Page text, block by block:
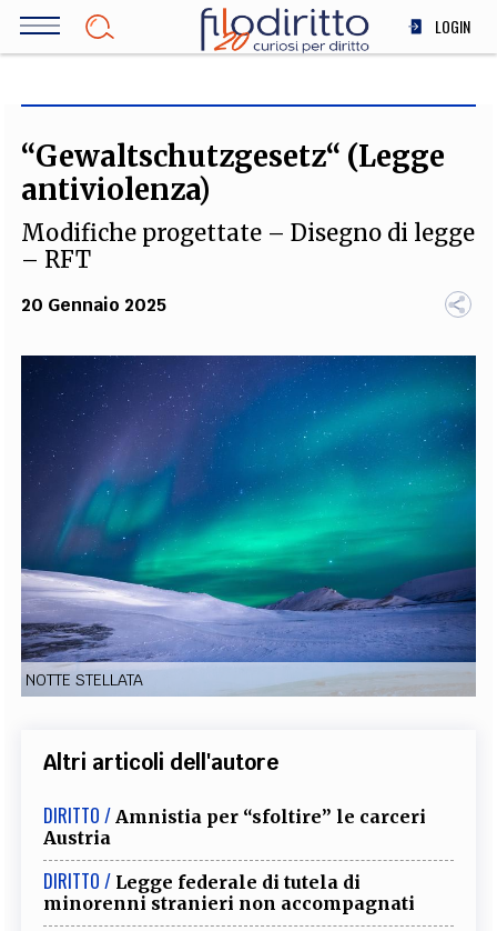
Salta
LOGIN
SOCIETÀ
MEDICINA
STORIA E FILOSOFIA
TEAM
FILODIRITTO REDAZIONE COMITATO SCIENTIFICO AUTORI
CURATORI
FOTOGRAFI
PARTNER COLLABORA CON NOI
EXTRA
CODICI RUBRICHE LIBRI PROCEEDINGS PUBBLICITÀ CONTATTI
SOCIAL MEDIA
“Gewaltschutzgesetz“ (Legge
antiviolenza)
Modifiche progettate – Disegno di legge
– RFT
20 Gennaio 2025
NOTTE STELLATA
Altri articoli dell'autore
DIRITTO / Amnistia per “sfoltire” le carceri
Austria
DIRITTO / Legge federale di tutela di
minorenni stranieri non accompagnati